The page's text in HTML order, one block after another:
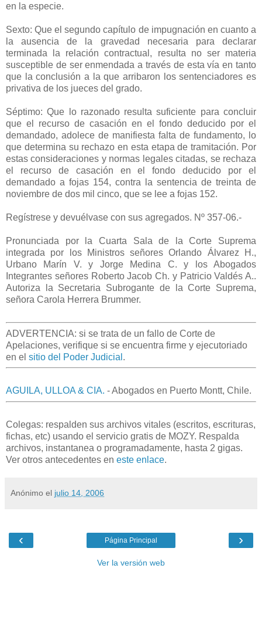
en la especie.
Sexto: Que el segundo capítulo de impugnación en cuanto a
la ausencia de la gravedad necesaria para declarar
terminada la relación contractual, resulta no ser materia
susceptible de ser enmendada a través de esta vía en tanto
que la conclusión a la que arribaron los sentenciadores es
privativa de los jueces del grado.
Séptimo: Que lo razonado resulta suficiente para concluir
que el recurso de casación en el fondo deducido por el
demandado, adolece de manifiesta falta de fundamento, lo
que determina su rechazo en esta etapa de tramitación. Por
estas consideraciones y normas legales citadas, se rechaza
el recurso de casación en el fondo deducido por el
demandado a fojas 154, contra la sentencia de treinta de
noviembre de dos mil cinco, que se lee a fojas 152.
Regístrese y devuélvase con sus agregados. Nº 357-06.-
Pronunciada por la Cuarta Sala de la Corte Suprema
integrada por los Ministros señores Orlando Álvarez H.,
Urbano Marín V. y Jorge Medina C. y los Abogados
Integrantes señores Roberto Jacob Ch. y Patricio Valdés A..
Autoriza la Secretaria Subrogante de la Corte Suprema,
señora Carola Herrera Brummer.
ADVERTENCIA: si se trata de un fallo de Corte de
Apelaciones, verifique si se encuentra firme y ejecutoriado
en el sitio del Poder Judicial .
AGUILA, ULLOA & CIA. - Abogados en Puerto Montt, Chile.
Colegas: respalden sus archivos vitales (escritos, escrituras,
fichas, etc) usando el servicio gratis de MOZY. Respalda
archivos, instantanea o programadamente, hasta 2 gigas.
Ver otros antecedentes en este enlace.
Anónimo el julio 14, 2006
‹ ›
Página Principal
Ver la versión web